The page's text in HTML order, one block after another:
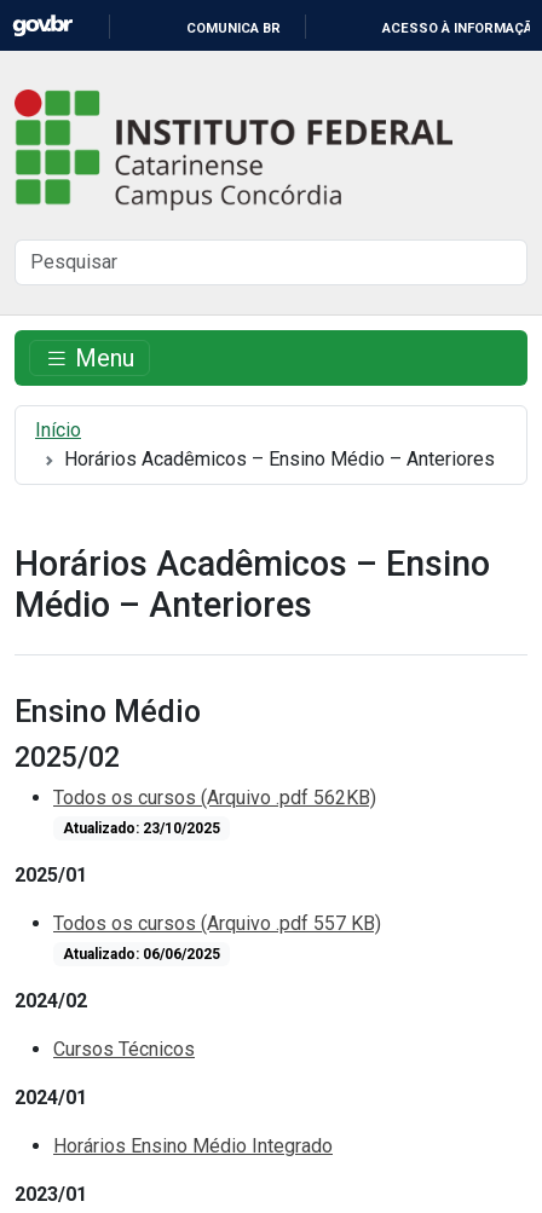
CONTEÚDO
COMUNICA BR ACESSO À INFORMAÇÃO
Instituto
Federal
Catarinense
-
Campus
Concórdia
Buscar
no
site
Menu
Início
Horários Acadêmicos – Ensino Médio – Anteriores
Horários Acadêmicos – Ensino
Médio – Anteriores
Ensino Médio
2025/02
Todos os cursos (Arquivo .pdf 562KB)
Atualizado: 23/10/2025
2025/01
Todos os cursos (Arquivo .pdf 557 KB)
Atualizado: 06/06/2025
2024/02
Cursos Técnicos
2024/01
Horários Ensino Médio Integrado
2023/01